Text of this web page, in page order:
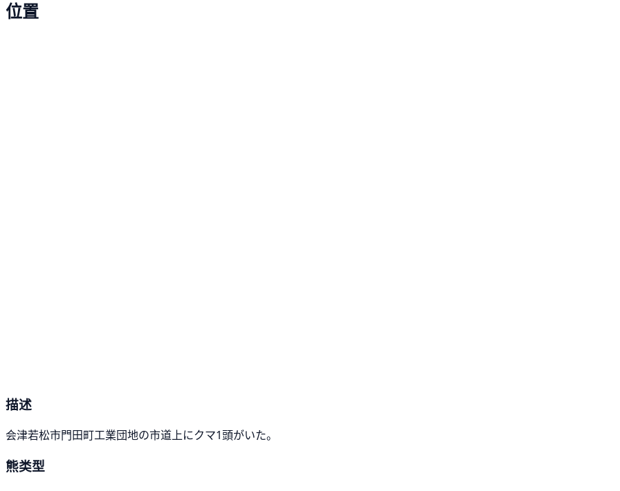
位置
描述
会津若松市門田町工業団地の市道上にクマ1頭がいた。
熊类型